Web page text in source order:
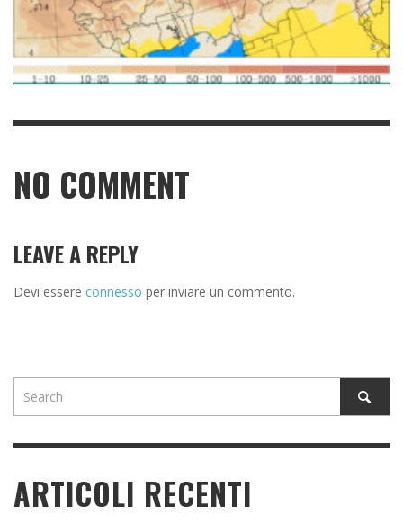
NO COMMENT
LEAVE A REPLY
Devi essere connesso per inviare un commento.
ARTICOLI RECENTI